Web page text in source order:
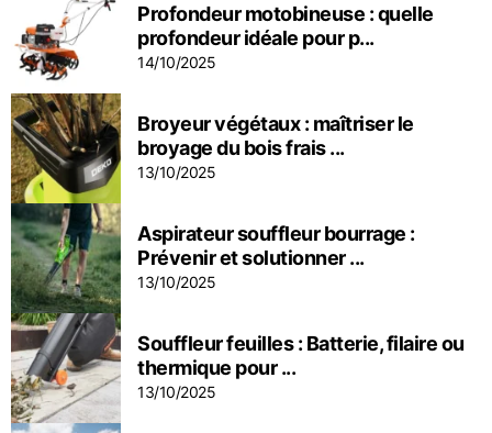
Profondeur motobineuse : quelle
profondeur idéale pour p...
14/10/2025
Broyeur végétaux : maîtriser le
broyage du bois frais ...
13/10/2025
Aspirateur souffleur bourrage :
Prévenir et solutionner ...
13/10/2025
Souffleur feuilles : Batterie, filaire ou
thermique pour ...
13/10/2025